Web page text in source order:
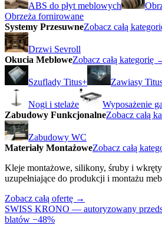
ABS do płyt meblowych
Obrzeża fornirowane
Systemy PrzesuwneZobacz całą
Drzwi Sevroll
Okucia MebloweZobacz całą kategorię
Szuflady Titus+ Zawiasy
Nogi i stelaże
Wyposażenie
Zabudowy FunkcjonalneZobacz całą
Zabudowy WC
Materiały MontażoweZobacz całą
Kleje montażowe, silikony, śruby i wkręty
uzupełniające do produkcji i montażu
Zobacz całą ofertę →
SWISS KRONO — autoryzowany
blatów −48%